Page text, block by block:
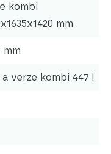
kombi
mm
mm
a verze kombi 447 l